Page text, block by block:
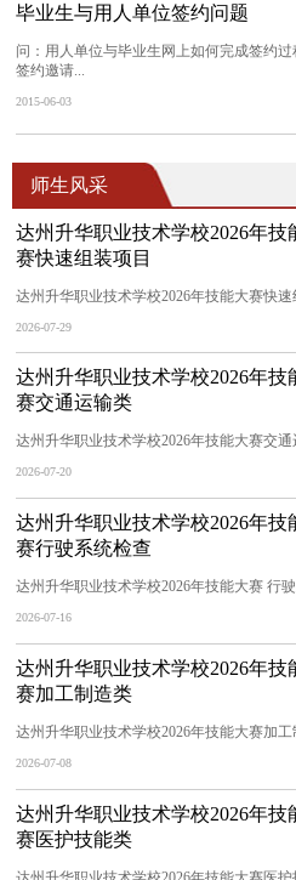
毕业生与用人单位签约问题
问：用人单位与毕业生网上如何完成签约
签约邀请...
2015-06-03
师生风采
达州升华职业技术学校2026年技
赛快速组装项目
达州升华职业技术学校2026年技能大赛快速
2026-07-29
达州升华职业技术学校2026年技
赛交通运输类
达州升华职业技术学校2026年技能大赛交
2026-07-20
达州升华职业技术学校2026年技
赛行驶系统检查
达州升华职业技术学校2026年技能大赛 行
2026-07-16
达州升华职业技术学校2026年技
赛加工制造类
达州升华职业技术学校2026年技能大赛加
2026-07-08
达州升华职业技术学校2026年技
赛医护技能类